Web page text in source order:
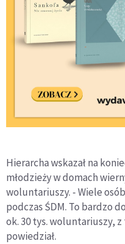
Hierarcha wskazał na
młodzieży w domach
woluntariuszy. - Wiele
podczas ŚDM. To bardzo
ok. 30 tys. woluntariuszy,
powiedział.